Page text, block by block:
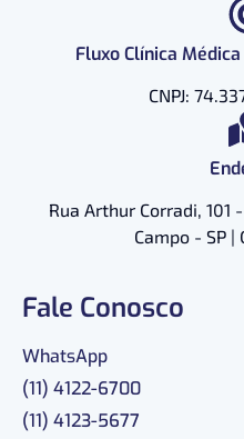
Fluxo Clínica
CNPJ:
Rua Arthur Corradi, 101
Campo - SP |
Fale Conosco
WhatsApp
(11) 4122-6700
(11) 4123-5677